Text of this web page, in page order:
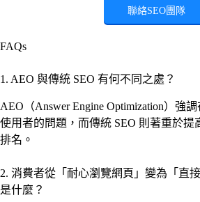
聯絡SEO團隊
FAQs
1. AEO 與傳統 SEO 有何不同之處？
AEO（Answer Engine Optimization）強
使用者的問題，而傳統 SEO 則著重於提
排名。
2. 消費者從「耐心瀏覽網頁」變為「直
是什麼？